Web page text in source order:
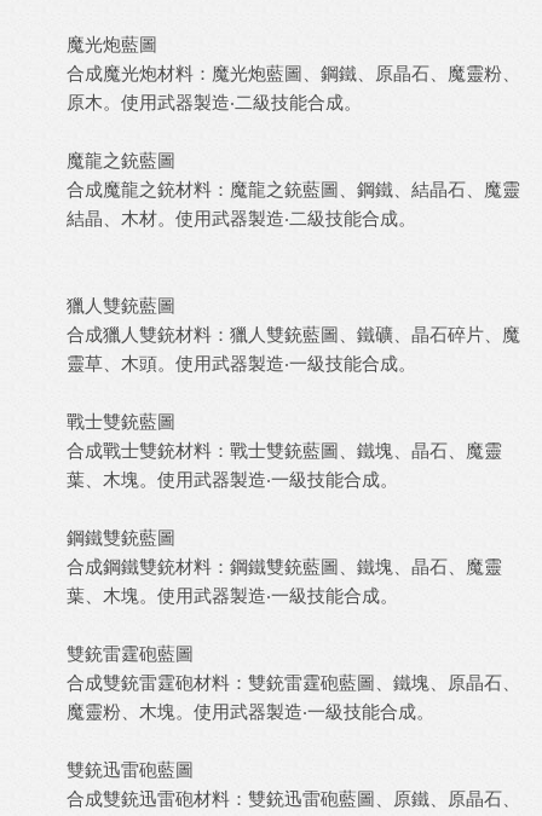
魔光炮藍圖
合成魔光炮材料：魔光炮藍圖、鋼鐵、原晶石、魔靈粉、
原木。使用武器製造‧二級技能合成。
魔龍之銃藍圖
合成魔龍之銃材料：魔龍之銃藍圖、鋼鐵、結晶石、魔靈
結晶、木材。使用武器製造‧二級技能合成。
獵人雙銃藍圖
合成獵人雙銃材料：獵人雙銃藍圖、鐵礦、晶石碎片、魔
靈草、木頭。使用武器製造‧一級技能合成。
戰士雙銃藍圖
合成戰士雙銃材料：戰士雙銃藍圖、鐵塊、晶石、魔靈
葉、木塊。使用武器製造‧一級技能合成。
鋼鐵雙銃藍圖
合成鋼鐵雙銃材料：鋼鐵雙銃藍圖、鐵塊、晶石、魔靈
葉、木塊。使用武器製造‧一級技能合成。
雙銃雷霆砲藍圖
合成雙銃雷霆砲材料：雙銃雷霆砲藍圖、鐵塊、原晶石、
魔靈粉、木塊。使用武器製造‧一級技能合成。
雙銃迅雷砲藍圖
合成雙銃迅雷砲材料：雙銃迅雷砲藍圖、原鐵、原晶石、